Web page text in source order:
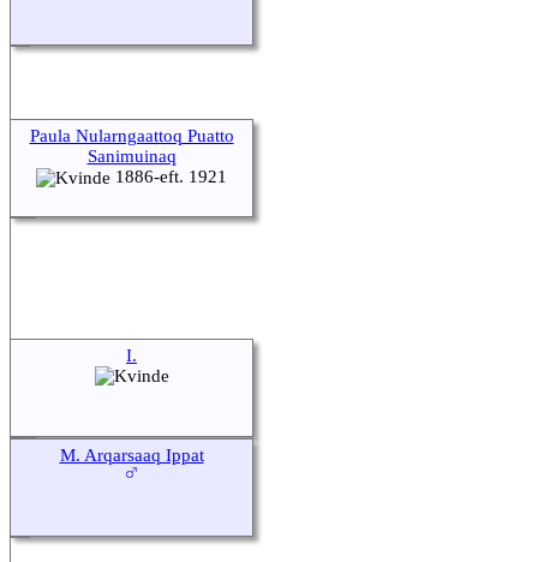
Paula Nularngaattoq Puatto
Sanimuinaq
1886-eft. 1921
I.
M. Arqarsaaq Ippat